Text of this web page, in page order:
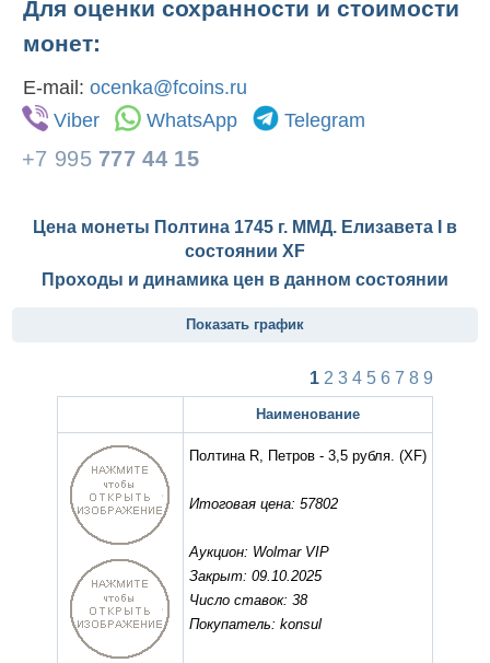
Для оценки сохранности и стоимости
монет:
E-mail: ocenka@fcoins.ru
Viber
WhatsApp Telegram
+7 995 777 44 15
Цена монеты Полтина 1745 г. ММД. Елизавета I в
состоянии XF
Проходы и динамика цен в данном состоянии
Показать график
1 2 3 4 5 6 7 8 9
Наименование
Полтина R, Петров - 3,5 рубля. (XF)
Итоговая цена: 57802
Аукцион: Wolmar VIP
Закрыт: 09.10.2025
Число ставок: 38
Покупатель: konsul